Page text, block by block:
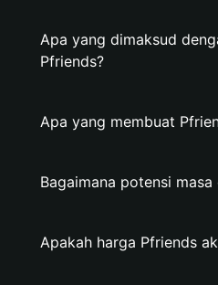
Apa yang dimaksud
Pfriends?
Apa yang membuat
Bagaimana potensi
Apakah harga Pfriends